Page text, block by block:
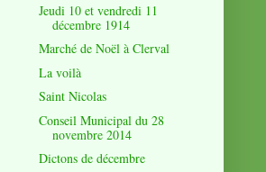
Jeudi 10 et vendredi 11
décembre 1914
Marché de Noël à Clerval
La voilà
Saint Nicolas
Conseil Municipal du 28
novembre 2014
Dictons de décembre